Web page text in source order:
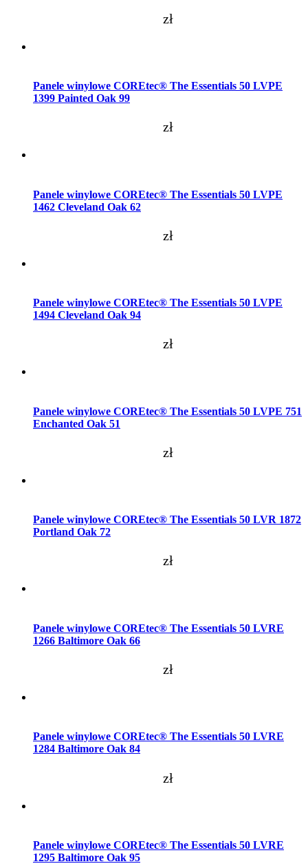
zł
Panele winylowe COREtec® The Essentials 50 LVPE
1399 Painted Oak 99
zł
Panele winylowe COREtec® The Essentials 50 LVPE
1462 Cleveland Oak 62
zł
Panele winylowe COREtec® The Essentials 50 LVPE
1494 Cleveland Oak 94
zł
Panele winylowe COREtec® The Essentials 50 LVPE 751
Enchanted Oak 51
zł
Panele winylowe COREtec® The Essentials 50 LVR 1872
Portland Oak 72
zł
Panele winylowe COREtec® The Essentials 50 LVRE
1266 Baltimore Oak 66
zł
Panele winylowe COREtec® The Essentials 50 LVRE
1284 Baltimore Oak 84
zł
Panele winylowe COREtec® The Essentials 50 LVRE
1295 Baltimore Oak 95